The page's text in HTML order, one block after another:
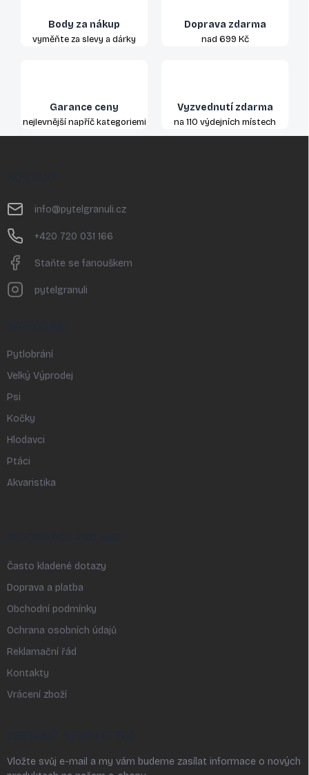
Body za nákup
vyměňte za slevy a dárky
Doprava zdarma
nad 699 Kč
Garance ceny
nejlevnější napříč kategoriemi
Vyzvednutí zdarma
na 110 výdejních místech
info@pytelgranuli.cz
+420 720 031 166
Staňte se fanouškem
pytelgranuli
Pytlobrání
Velký Výprodej
Psi
Kočky
Hlodavci
Ptáci
Akvaristika
Často kladené dotazy
Doprava a platba
Obchodní podmínky
Ochrana osobních údajů
Reklamační řád
Kontakty
Vrácení zboží
Vložte svůj e-mail a my vám budeme zasílat informace o nových